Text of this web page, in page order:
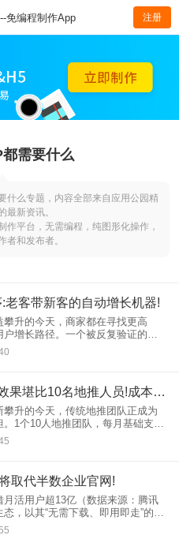
--免编程制作App 注册
需要什么
什么专题，内容全部来自应用公园精
最新资讯。
作平台，无需编程，纯图形化操作，
者和发布者。
老客带新客的自动增长机器!
攀升的今天，商家都在寻找更高
增长路径。一个被反复验证的黄
老客户，让他们成为你最好的“销
的新用户，往往信任度更高、转化
1个小程序=效果堪比10名地推人员!成本揭秘
攀升的今天，传统地推团队正成为
1个10人地推团队，每月基础支出
——这还不包括潜在的管理损耗与
精心设计的小程序，却能在数字
取代半数企业官网!
月活用户超13亿（数据来源：腾讯
，以其“无需下载、即用即走”的特
业与用户的连接方式。一个显著
大的企业官网小程序（或称官网